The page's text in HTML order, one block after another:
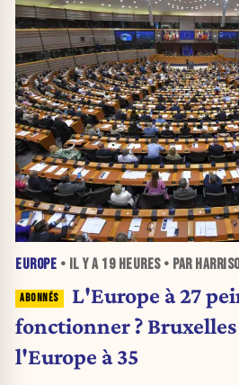
EUROPE • IL Y A 19 HEURES• PAR
L'Europe à 27
fonctionner ?
l'Europe à 35